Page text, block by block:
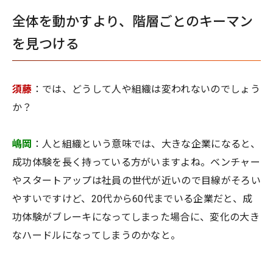
全体を動かすより、階層ごとのキーマン
を見つける
須藤 ：では、どうして人や組織は変われないのでしょう
か？
嶋岡 ：人と組織という意味では、大きな企業になると、
成功体験を長く持っている方がいますよね。ベンチャー
やスタートアップは社員の世代が近いので目線がそろい
やすいですけど、20代から60代までいる企業だと、成
功体験がブレーキになってしまった場合に、変化の大き
なハードルになってしまうのかなと。